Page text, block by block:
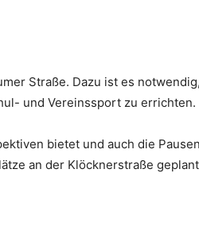
Straße. Dazu ist es
und Vereinssport zu errichten.
bietet und auch die
an der Klöcknerstraße